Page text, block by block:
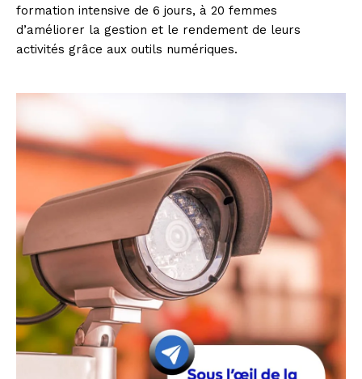
formation intensive de 6 jours, à 20 femmes
d’améliorer la gestion et le rendement de leurs
activités grâce aux outils numériques.